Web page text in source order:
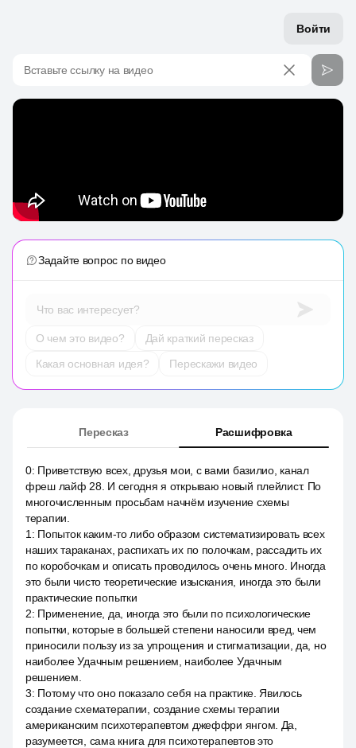
Войти
Вставьте ссылку на видео
Задайте вопрос по видео
Что вас интересует?
О чем это видео?
Дай краткий пересказ
Какая основная идея?
Перескажи видео
Пересказ Расшифровка
0: Приветствую всех, друзья мои, с вами базилио, канал
фреш лайф 28. И сегодня я открываю новый плейлист. По
многочисленным просьбам начнём изучение схемы
терапии.
1 : Попыток каким-то либо образом систематизировать всех
наших тараканах, распихать их по полочкам, рассадить их
по коробочкам и описать проводилось очень много. Иногда
это были чисто теоретические изыскания, иногда это были
практические попытки
2: Применение, да, иногда это были по психологические
попытки, которые в большей степени наносили вред, чем
приносили пользу из за упрощения и стигматизации, да, но
наиболее Удачным решением, наиболее Удачным
решением.
3: Потому что оно показало себя на практике. Явилось
создание схематерапии, создание схемы терапии
американским психотерапевтом джеффри янгом. Да,
разумеется, сама книга для психотерапевтов это